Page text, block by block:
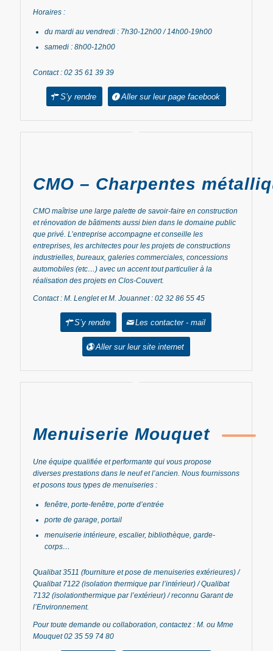
Horaires :
du mardi au vendredi : 7h30-12h00 / 14h00-19h00
samedi : 8h00-12h00
Contact : 02 35 61 39 39
S’y rendre Aller sur leur page facebook
CMO – Charpentes
CMO maîtrise une large palette de savoir-faire en construction
et rénovation de bâtiments aussi bien dans le domaine public
que privé. L’entreprise accompagne et conseille les
entreprises, les architectes pour les projets de constructions
industrielles, bureaux, galeries commerciales, concessions
automobiles (etc…) avec un accent tout particulier à la
réalisation des projets en Clos-Couvert.
Contact : M. Lenglet et M. Jouannet : 02 32 86 55 45
S’y rendre Les contacter - mail
Aller sur leur site internet
Menuiserie Mouquet
Une équipe qualifiée et performante qui vous propose
diverses prestations dans le neuf et l’ancien. Nous fournissons
et posons tous types de menuiseries :
fenêtre, porte-fenêtre, porte d’entrée
porte de garage, portail
menuiserie intérieure, escalier, bibliothèque, garde-
corps…
Qualibat 3511 (fourniture et pose de menuiseries extérieures) /
Qualibat 7122 (isolation thermique par l’intérieur) / Qualibat
7132 (isolationthermique par l’extérieur) / reconnu Garant de
l’Environnement.
Pour toute demande ou collaboration, contactez : M. ou Mme
Mouquet 02 35 59 74 80